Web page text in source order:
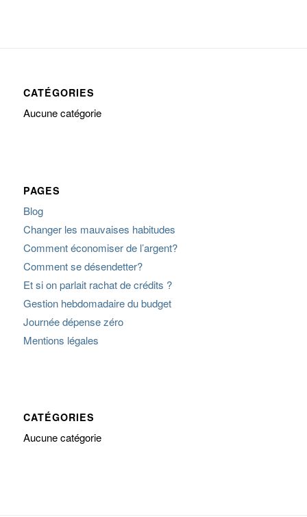
CATÉGORIES
Aucune catégorie
PAGES
Blog
Changer les mauvaises habitudes
Comment économiser de l’argent?
Comment se désendetter?
Et si on parlait rachat de crédits ?
Gestion hebdomadaire du budget
Journée dépense zéro
Mentions légales
CATÉGORIES
Aucune catégorie